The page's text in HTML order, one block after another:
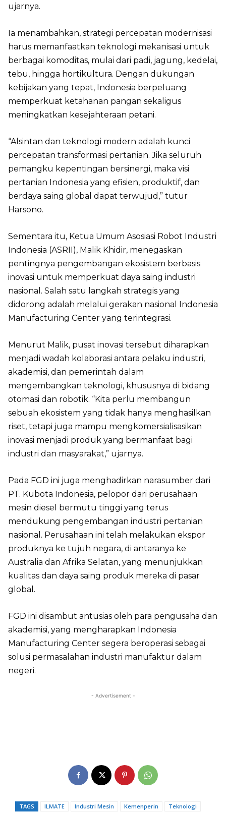
ujarnya.
Ia menambahkan, strategi percepatan modernisasi
harus memanfaatkan teknologi mekanisasi untuk
berbagai komoditas, mulai dari padi, jagung, kedelai,
tebu, hingga hortikultura. Dengan dukungan
kebijakan yang tepat, Indonesia berpeluang
memperkuat ketahanan pangan sekaligus
meningkatkan kesejahteraan petani.
“Alsintan dan teknologi modern adalah kunci
percepatan transformasi pertanian. Jika seluruh
pemangku kepentingan bersinergi, maka visi
pertanian Indonesia yang efisien, produktif, dan
berdaya saing global dapat terwujud,” tutur
Harsono.
Sementara itu, Ketua Umum Asosiasi Robot Industri
Indonesia (ASRII), Malik Khidir, menegaskan
pentingnya pengembangan ekosistem berbasis
inovasi untuk memperkuat daya saing industri
nasional. Salah satu langkah strategis yang
didorong adalah melalui gerakan nasional Indonesia
Manufacturing Center yang terintegrasi.
Menurut Malik, pusat inovasi tersebut diharapkan
menjadi wadah kolaborasi antara pelaku industri,
akademisi, dan pemerintah dalam
mengembangkan teknologi, khususnya di bidang
otomasi dan robotik. “Kita perlu membangun
sebuah ekosistem yang tidak hanya menghasilkan
riset, tetapi juga mampu mengkomersialisasikan
inovasi menjadi produk yang bermanfaat bagi
industri dan masyarakat,” ujarnya.
Pada FGD ini juga menghadirkan narasumber dari
PT. Kubota Indonesia, pelopor dari perusahaan
mesin diesel bermutu tinggi yang terus
mendukung pengembangan industri pertanian
nasional. Perusahaan ini telah melakukan ekspor
produknya ke tujuh negara, di antaranya ke
Australia dan Afrika Selatan, yang menunjukkan
kualitas dan daya saing produk mereka di pasar
global.
FGD ini disambut antusias oleh para pengusaha dan
akademisi, yang mengharapkan Indonesia
Manufacturing Center segera beroperasi sebagai
solusi permasalahan industri manufaktur dalam
negeri.
- Advertisement -
TAGS ILMATE Industri Mesin Kemenperin Teknologi